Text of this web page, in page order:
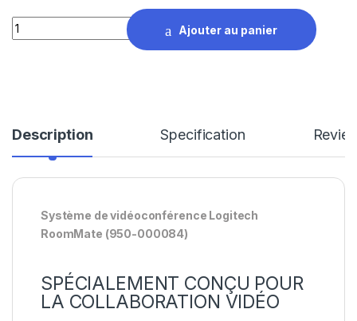
Système de vidéoconférence Logitech RoomMate (950-
Ajouter au panier
Description Specification
Système de vidéoconférence Logitech
RoomMate (950-000084)
SPÉCIALEMENT CONÇU POUR
LA COLLABORATION VIDÉO